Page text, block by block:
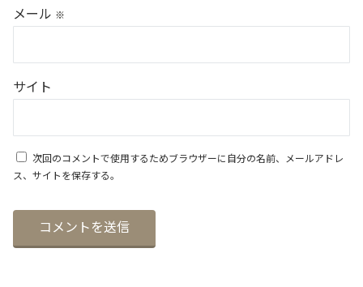
メール ※
サイト
次回のコメントで使用するためブラウザーに自分の名前、メールアドレ
ス、サイトを保存する。